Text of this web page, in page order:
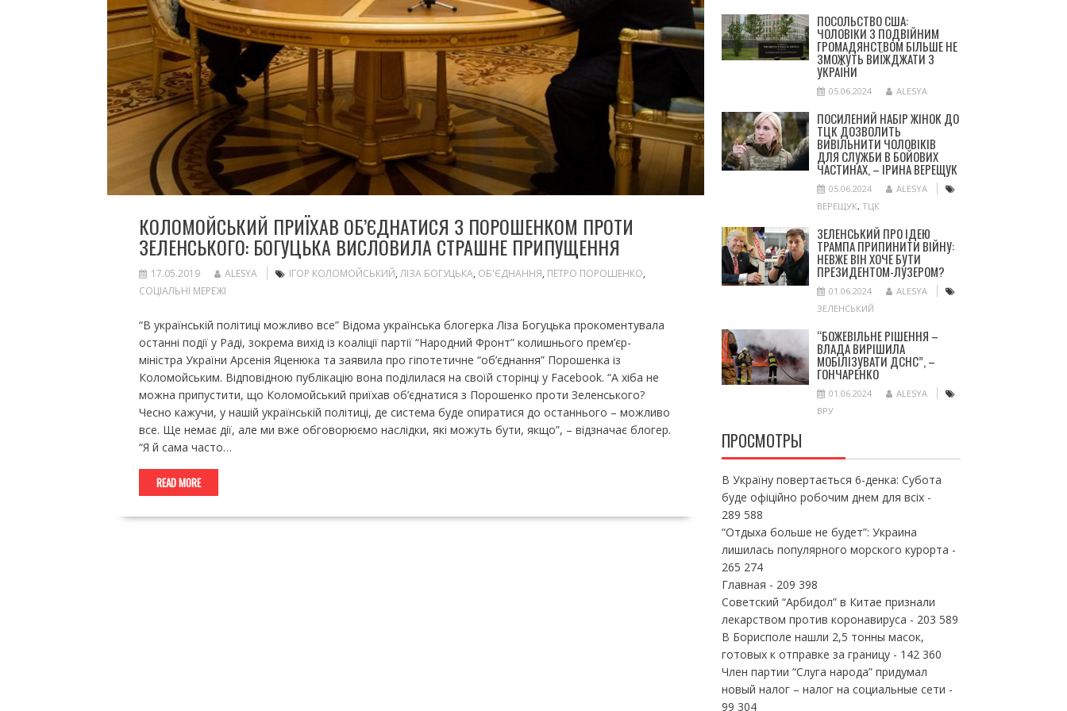
КОЛОМОЙСЬКИЙ ПРИЇХАВ ОБ’ЄДНАТИСЯ З ПОРОШЕНКОМ ПРОТИ
ЗЕЛЕНСЬКОГО: БОГУЦЬКА ВИСЛОВИЛА СТРАШНЕ ПРИПУЩЕННЯ
17.05.2019 ALESYA ІГОР КОЛОМОЙСЬКИЙ,ЛІЗА БОГУЦЬКА, ОБ'ЄДНАННЯ, ПЕТРО ПОРОШЕНКО,
СОЦІАЛЬНІ МЕРЕЖІ
“В українській політиці можливо все” Відома українська блогерка Ліза Богуцька прокоментувала
останні події у Раді, зокрема вихід із коаліції партії “Народний Фронт” колишнього прем’єр-
міністра України Арсенія Яценюка та заявила про гіпотетичне “об’єднання” Порошенка із
Коломойським. Відповідною публікацію вона поділилася на своїй сторінці у Facebook. “А хіба не
можна припустити, що Коломойський приїхав об’єднатися з Порошенко проти Зеленського?
Чесно кажучи, у нашій українській політиці, де система буде опиратися до останнього – можливо
все. Ще немає дії, але ми вже обговорюємо наслідки, які можуть бути, якщо”, – відзначає блогер.
“Я й сама часто…
READ MORE
ПОСОЛЬСТВО США:
ЧОЛОВІКИ З ПОДВІЙНИМ
ГРОМАДЯНСТВОМ БІЛЬШЕ НЕ
ЗМОЖУТЬ ВИЇЖДЖАТИ З
УКРАЇНИ
05.06.2024 ALESYA
ПОСИЛЕНИЙ НАБІР ЖІНОК ДО
ТЦК ДОЗВОЛИТЬ
ВИВІЛЬНИТИ ЧОЛОВІКІВ
ДЛЯ СЛУЖБИ В БОЙОВИХ
ЧАСТИНАХ, – ІРИНА ВЕРЕЩУК
05.06.2024
ALESYA
ВЕРЕЩУК, ТЦК
ЗЕЛЕНСЬКИЙ ПРО ІДЕЮ
ТРАМПА ПРИПИНИТИ ВІЙНУ:
НЕВЖЕ ВІН ХОЧЕ БУТИ
ПРЕЗИДЕНТОМ-ЛУЗЕРОМ?
01.06.2024
ALESYA
ЗЕЛЕНСЬКИЙ
“БОЖЕВІЛЬНЕ РІШЕННЯ –
ВЛАДА ВИРІШИЛА
МОБІЛІЗУВАТИ ДСНС”, –
ГОНЧАРЕНКО
01.06.2024
ALESYA
ВРУ
ПРОСМОТРЫ
В Україну повертається 6-денка: Субота
буде офіційно робочим днем для всіх-
289 588
“Отдыха больше не будет”: Украина
лишилась популярного морского курорта -
265 274
Главная - 209 398
Советский “Арбидол” в Китае признали
лекарством против коронавируса - 203 589
В Борисполе нашли 2,5 тонны масок,
готовых к отправке за границу- 142 360
Член партии “Слуга народа” придумал
новый налог – налог на социальные сети -
99 304